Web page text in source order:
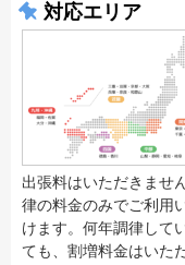
対応エリア
出張料はいただきませ
律の料金のみでご利用
けます。何年調律して
ても、割増料金はいた